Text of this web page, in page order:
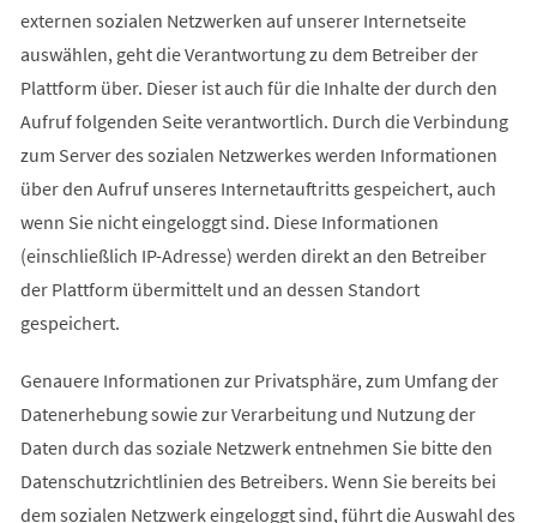
externen sozialen Netzwerken auf unserer Internetseite
auswählen, geht die Verantwortung zu dem Betreiber der
Plattform über. Dieser ist auch für die Inhalte der durch den
Aufruf folgenden Seite verantwortlich. Durch die Verbindung
zum Server des sozialen Netzwerkes werden Informationen
über den Aufruf unseres Internetauftritts gespeichert, auch
wenn Sie nicht eingeloggt sind. Diese Informationen
(einschließlich IP-Adresse) werden direkt an den Betreiber
der Plattform übermittelt und an dessen Standort
gespeichert.
Genauere Informationen zur Privatsphäre, zum Umfang der
Datenerhebung sowie zur Verarbeitung und Nutzung der
Daten durch das soziale Netzwerk entnehmen Sie bitte den
Datenschutzrichtlinien des Betreibers. Wenn Sie bereits bei
dem sozialen Netzwerk eingeloggt sind, führt die Auswahl des